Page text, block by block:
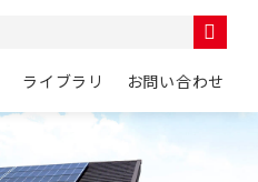
ライブラリ お問い合わせ